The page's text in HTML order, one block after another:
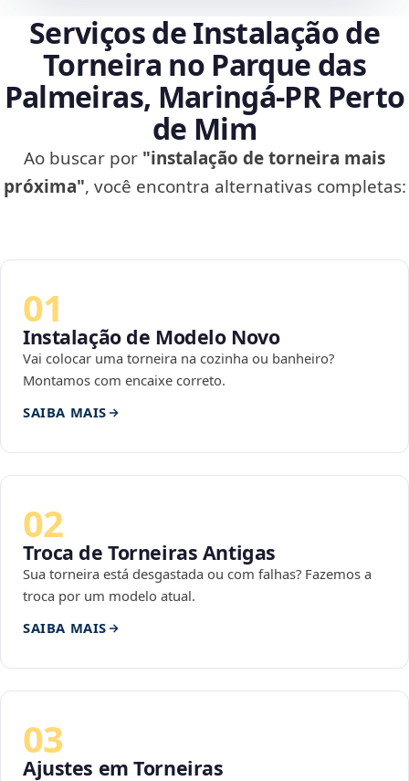
Serviços de Instalação de
Torneira no Parque das
Palmeiras, Maringá‑PR Perto
de Mim
Ao buscar por "instalação de torneira mais
próxima", você encontra alternativas completas:
01
Instalação de Modelo Novo
Vai colocar uma torneira na cozinha ou banheiro?
Montamos com encaixe correto.
SAIBA MAIS
02
Troca de Torneiras Antigas
Sua torneira está desgastada ou com falhas? Fazemos a
troca por um modelo atual.
SAIBA MAIS
03
Ajustes em Torneiras